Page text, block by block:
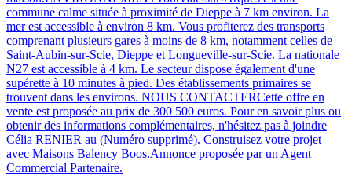
commune calme située à proximité de Dieppe à 7 km environ. La
mer est accessible à environ 8 km. Vous profiterez des transports
comprenant plusieurs gares à moins de 8 km, notamment celles de
Saint-Aubin-sur-Scie, Dieppe et Longueville-sur-Scie. La nationale
N27 est accessible à 4 km. Le secteur dispose également d'une
supérette à 10 minutes à pied. Des établissements primaires se
trouvent dans les environs. NOUS CONTACTERCette offre en
vente est proposée au prix de 300 500 euros. Pour en savoir plus ou
obtenir des informations complémentaires, n'hésitez pas à joindre
Célia RENIER au (Numéro supprimé). Construisez votre projet
avec Maisons Balency Boos.Annonce proposée par un Agent
Commercial Partenaire.